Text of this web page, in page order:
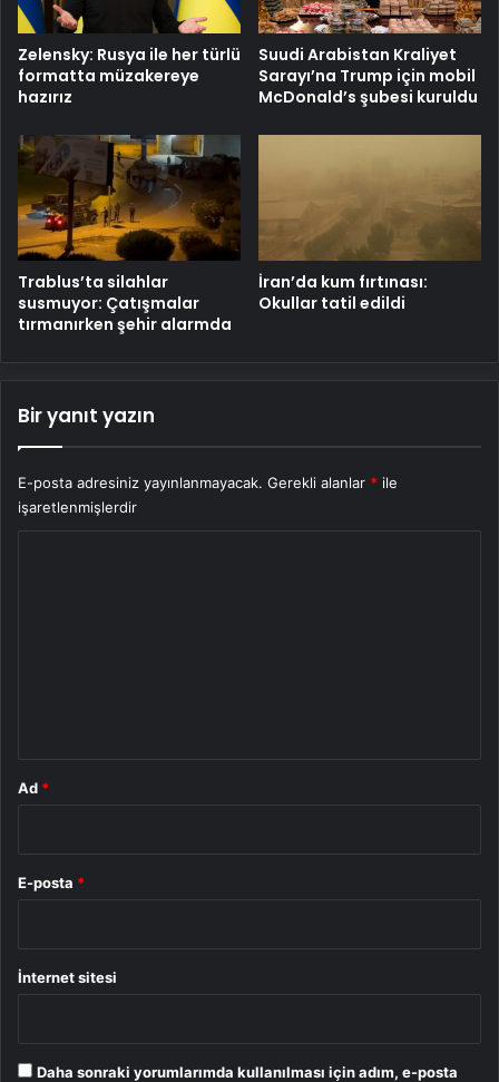
Zelensky: Rusya ile her türlü
formatta müzakereye
hazırız
Suudi Arabistan Kraliyet
Sarayı’na Trump için mobil
McDonald’s şubesi kuruldu
Trablus’ta silahlar
susmuyor: Çatışmalar
tırmanırken şehir alarmda
İran’da kum fırtınası:
Okullar tatil edildi
Bir yanıt yazın
E-posta adresiniz yayınlanmayacak. Gerekli alanlar * ile
işaretlenmişlerdir
Ad *
E-posta *
İnternet sitesi
Daha sonraki yorumlarımda kullanılması için adım, e-posta